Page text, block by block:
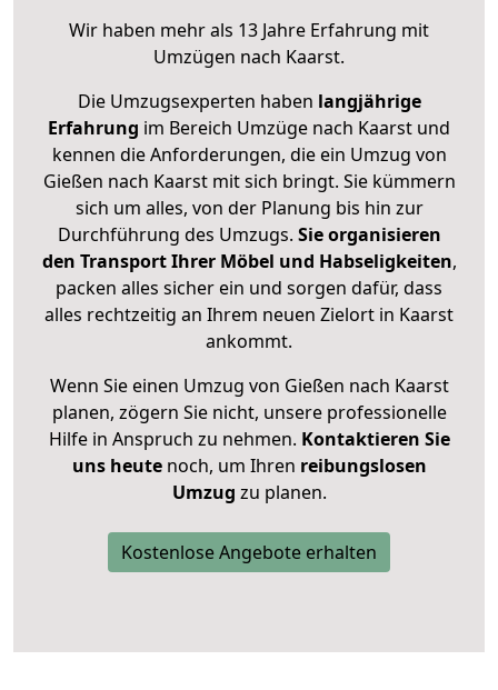
Wir haben mehr als 13 Jahre Erfahrung mit
Umzügen nach Kaarst.
Die Umzugsexperten haben langjährige
Erfahrung im Bereich Umzüge nach Kaarst und
kennen die Anforderungen, die ein Umzug von
Gießen nach Kaarst mit sich bringt. Sie kümmern
sich um alles, von der Planung bis hin zur
Durchführung des Umzugs. Sie organisieren
den Transport Ihrer Möbel und Habseligkeiten,
packen alles sicher ein und sorgen dafür, dass
alles rechtzeitig an Ihrem neuen Zielort in Kaarst
ankommt.
Wenn Sie einen Umzug von Gießen nach Kaarst
planen, zögern Sie nicht, unsere professionelle
Hilfe in Anspruch zu nehmen. Kontaktieren Sie
uns heutenoch, um Ihren reibungslosen
Umzug zu planen.
Kostenlose Angebote erhalten